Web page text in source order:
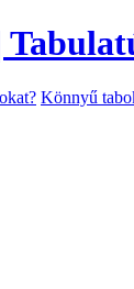
Könnyű